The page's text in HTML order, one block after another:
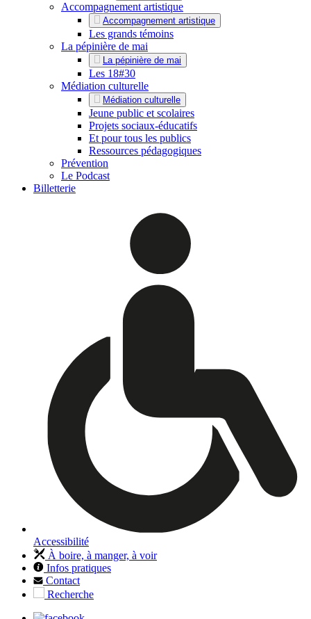
Accompagnement artistique
Accompagnement artistique
Les grands témoins
La pépinière de mai
La pépinière de mai
Les 18#30
Médiation culturelle
Médiation culturelle
Jeune public et scolaires
Projets sociaux-éducatifs
Et pour tous les publics
Ressources pédagogiques
Prévention
Le Podcast
Billetterie
Accessibilité
À boire, à manger, à voir
Infos pratiques
Contact
Recherche